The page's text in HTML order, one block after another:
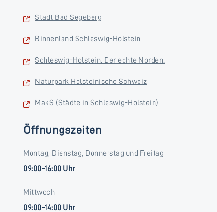
Stadt Bad Segeberg
Binnenland Schleswig-Holstein
Schleswig-Holstein. Der echte Norden.
Naturpark Holsteinische Schweiz
MakS (Städte in Schleswig-Holstein)
Öffnungszeiten
Montag, Dienstag, Donnerstag und Freitag
09:00-16:00 Uhr
Mittwoch
09:00-14:00 Uhr